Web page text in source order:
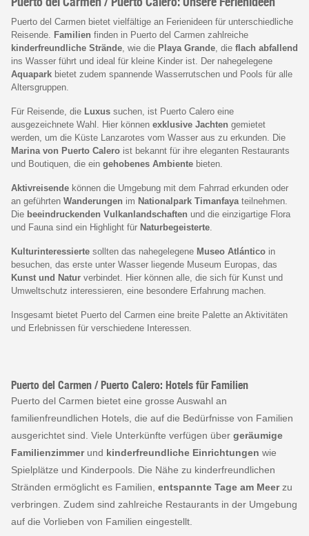
Puerto del Carmen bietet vielfältige an Ferienideen für unterschiedliche
Reisende.
Familien finden in Puerto del Carmen zahlreiche
kinderfreundliche Strände , wie die Playa Grande , die flach abfallend
ins Wasser führt und ideal für kleine Kinder ist. Der nahegelegene
Aquapark bietet zudem spannende Wasserrutschen und Pools für alle
Altersgruppen.
Für Reisende, die Luxus suchen, ist Puerto Calero eine
ausgezeichnete Wahl. Hier können exklusive Jachten gemietet
werden, um die Küste Lanzarotes vom Wasser aus zu erkunden. Die
Marina von Puerto Calero ist bekannt für ihre eleganten Restaurants
und Boutiquen, die ein gehobenes Ambiente bieten.
Aktivreisende können die Umgebung mit dem Fahrrad erkunden oder
an geführten Wanderungen im Nationalpark Timanfaya teilnehmen.
Die beeindruckenden Vulkanlandschaften und die einzigartige Flora
und Fauna sind ein Highlight für Naturbegeisterte
Kulturinteressierte sollten das nahegelegene Museo Atlántico in
besuchen, das erste unter Wasser liegende Museum Europas, das
Kunst und Natur verbindet. Hier können alle, die sich für Kunst und
Umweltschutz interessieren, eine besondere Erfahrung machen.
Insgesamt bietet Puerto del Carmen eine breite Palette an Aktivitäten
und Erlebnissen für verschiedene Interessen.
Puerto del Carmen / Puerto Calero: Hotels für Familien
Puerto del Carmen bietet eine grosse Auswahl an
familienfreundlichen Hotels, die auf die Bedürfnisse von Familien
ausgerichtet sind. Viele Unterkünfte verfügen über geräumige
Familienzimmerund kinderfreundliche Einrichtungen wie
Spielplätze und Kinderpools. Die Nähe zu kinderfreundlichen
Stränden ermöglicht es Familien, entspannte Tage am Meerzu
verbringen. Zudem sind zahlreiche Restaurants in der Umgebung
auf die Vorlieben von Familien eingestellt.